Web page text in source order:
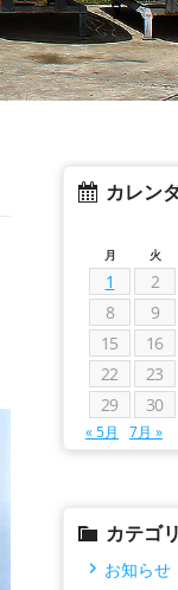
カレン
月 火
1 2
8
9
15
16
22
23
29
30
« 5月 7月 »
カテゴ
お知らせ